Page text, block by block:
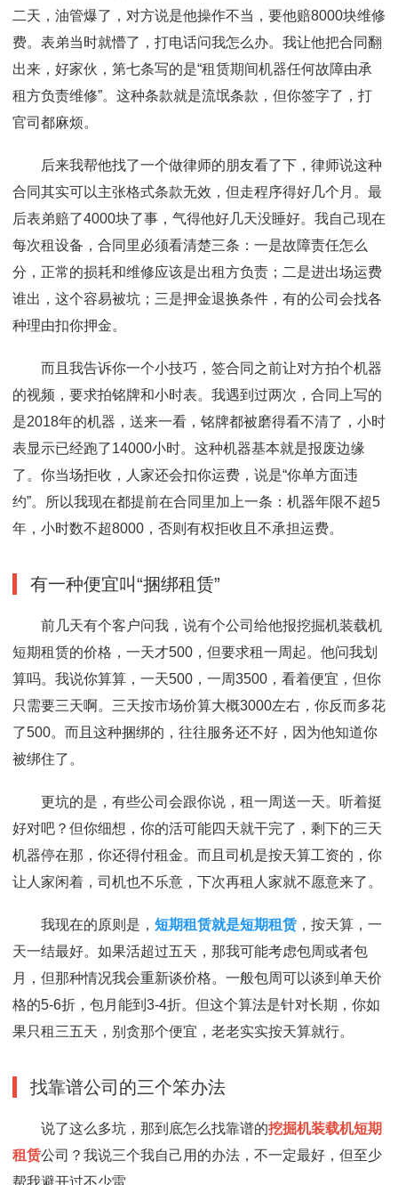
二天，油管爆了，对方说是他操作不当，要他赔8000块维修
费。表弟当时就懵了，打电话问我怎么办。我让他把合同翻
出来，好家伙，第七条写的是“租赁期间机器任何故障由承
租方负责维修”。这种条款就是流氓条款，但你签字了，打
官司都麻烦。
后来我帮他找了一个做律师的朋友看了下，律师说这种
合同其实可以主张格式条款无效，但走程序得好几个月。最
后表弟赔了4000块了事，气得他好几天没睡好。我自己现在
每次租设备，合同里必须看清楚三条：一是故障责任怎么
分，正常的损耗和维修应该是出租方负责；二是进出场运费
谁出，这个容易被坑；三是押金退换条件，有的公司会找各
种理由扣你押金。
而且我告诉你一个小技巧，签合同之前让对方拍个机器
的视频，要求拍铭牌和小时表。我遇到过两次，合同上写的
是2018年的机器，送来一看，铭牌都被磨得看不清了，小时
表显示已经跑了14000小时。这种机器基本就是报废边缘
了。你当场拒收，人家还会扣你运费，说是“你单方面违
约”。所以我现在都提前在合同里加上一条：机器年限不超5
年，小时数不超8000，否则有权拒收且不承担运费。
有一种便宜叫“捆绑租赁”
前几天有个客户问我，说有个公司给他报挖掘机装载机
短期租赁的价格，一天才500，但要求租一周起。他问我划
算吗。我说你算算，一天500，一周3500，看着便宜，但你
只需要三天啊。三天按市场价算大概3000左右，你反而多花
了500。而且这种捆绑的，往往服务还不好，因为他知道你
被绑住了。
更坑的是，有些公司会跟你说，租一周送一天。听着挺
好对吧？但你细想，你的活可能四天就干完了，剩下的三天
机器停在那，你还得付租金。而且司机是按天算工资的，你
让人家闲着，司机也不乐意，下次再租人家就不愿意来了。
我现在的原则是， 短期租赁就是短期租赁，按天算，一
天一结最好。如果活超过五天，那我可能考虑包周或者包
月，但那种情况我会重新谈价格。一般包周可以谈到单天价
格的5-6折，包月能到3-4折。但这个算法是针对长期，你如
果只租三五天，别贪那个便宜，老老实实按天算就行。
找靠谱公司的三个笨办法
说了这么多坑，那到底怎么找靠谱的挖掘机装载机短期
租赁公司？我说三个我自己用的办法，不一定最好，但至少
帮我避开过不少雷。